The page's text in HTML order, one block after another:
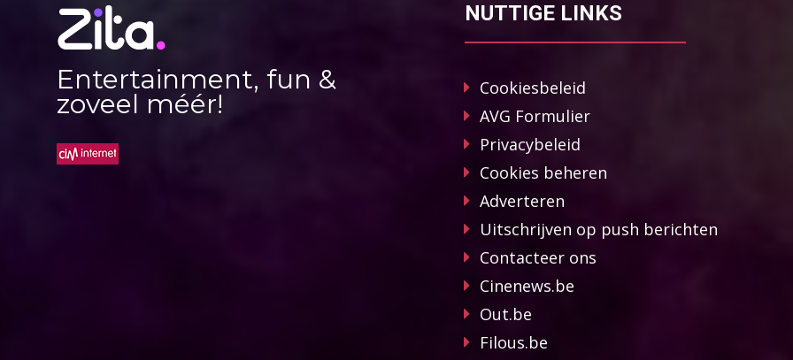
Entertainment, fun &
zoveel méér!
NUTTIGE LINKS
Cookiesbeleid
AVG Formulier
Privacybeleid
Cookies beheren
Adverteren
Uitschrijven op push berichten
Contacteer ons
Cinenews.be
Out.be
Filous.be